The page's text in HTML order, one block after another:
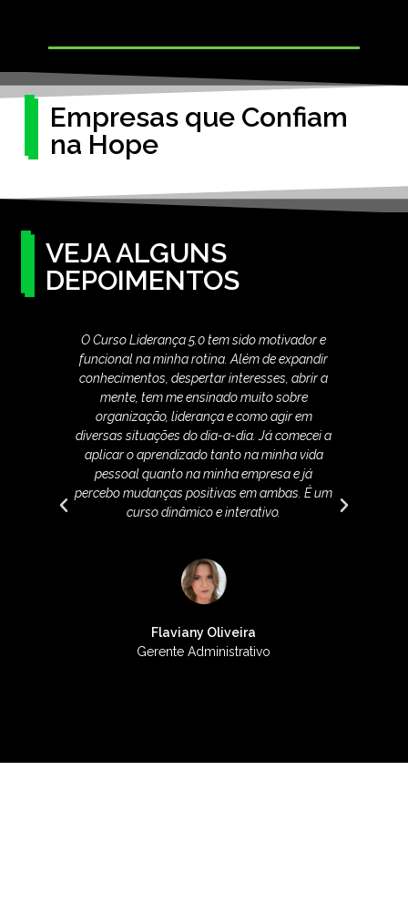
Empresas que Confiam
na Hope
VEJA ALGUNS
DEPOIMENTOS
O Curso Liderança 5.0 tem sido motivador e
funcional na minha rotina. Além de expandir
conhecimentos, despertar interesses, abrir a
mente, tem me ensinado muito sobre
organização, liderança e como agir em
diversas situações do dia-a-dia. Já comecei a
aplicar o aprendizado tanto na minha vida
pessoal quanto na minha empresa e já
percebo mudanças positivas em ambas. É um
curso dinâmico e interativo.
Flaviany Oliveira
Gerente Administrativo